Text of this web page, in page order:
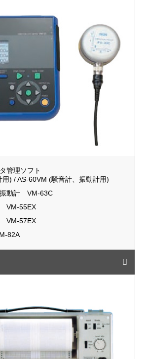
管理ソフト
用) / AS-60VM (騒音計、振動計用)
振動計 VM-63C
VM-55EX
VM-57EX
82A